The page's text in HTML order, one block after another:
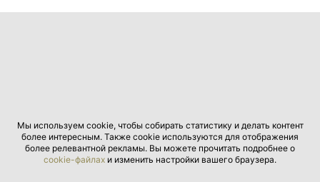
Мы используем cookie, чтобы собирать статистику и делать контент
более интересным. Также cookie используются для отображения
более релевантной рекламы. Вы можете прочитать подробнее о
cookie-файлах и изменить настройки вашего браузера.